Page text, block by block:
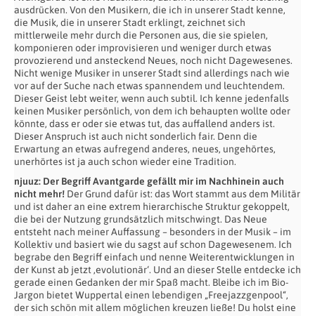
ausdrücken. Von den Musikern, die ich in unserer Stadt kenne,
die Musik, die in unserer Stadt erklingt, zeichnet sich
mittlerweile mehr durch die Personen aus, die sie spielen,
komponieren oder improvisieren und weniger durch etwas
provozierend und ansteckend Neues, noch nicht Dagewesenes.
Nicht wenige Musiker in unserer Stadt sind allerdings nach wie
vor auf der Suche nach etwas spannendem und leuchtendem.
Dieser Geist lebt weiter, wenn auch subtil. Ich kenne jedenfalls
keinen Musiker persönlich, von dem ich behaupten wollte oder
könnte, dass er oder sie etwas tut, das auffallend anders ist.
Dieser Anspruch ist auch nicht sonderlich fair. Denn die
Erwartung an etwas aufregend anderes, neues, ungehörtes,
unerhörtes ist ja auch schon wieder eine Tradition.
njuuz: Der Begriff Avantgarde gefällt mir im Nachhinein auch
nicht mehr! Der Grund dafür ist: das Wort stammt aus dem Militär
und ist daher an eine extrem hierarchische Struktur gekoppelt,
die bei der Nutzung grundsätzlich mitschwingt. Das Neue
entsteht nach meiner Auffassung – besonders in der Musik – im
Kollektiv und basiert wie du sagst auf schon Dagewesenem. Ich
begrabe den Begriff einfach und nenne Weiterentwicklungen in
der Kunst ab jetzt ‚evolutionär‘. Und an dieser Stelle entdecke ich
gerade einen Gedanken der mir Spaß macht. Bleibe ich im Bio-
Jargon bietet Wuppertal einen lebendigen „Freejazzgenpool“,
der sich schön mit allem möglichen kreuzen ließe! Du holst eine